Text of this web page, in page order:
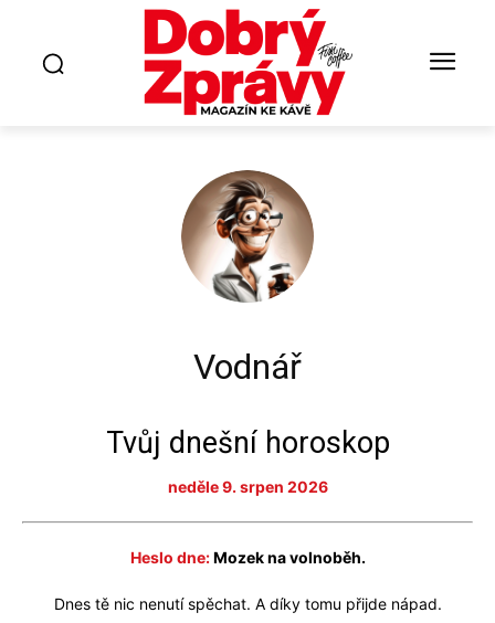
Vodnář
Tvůj dnešní horoskop
neděle 9. srpen 2026
Heslo dne: Mozek na volnoběh.
Dnes tě nic nenutí spěchat. A díky tomu přijde nápad.